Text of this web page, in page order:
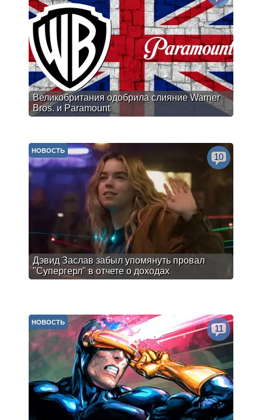
Великобритания одобрила слияние Warner
Bros. и Paramount
Дэвид Заслав забыл упомянуть провал
"Супергерл" в отчете о доходах
НОВОСТЬ
10
НОВОСТЬ
11